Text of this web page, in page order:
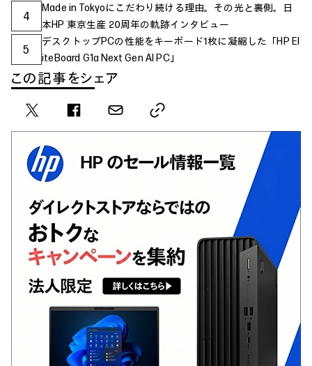
4
Made in Tokyoにこだわり続ける理由。その光と裏側。日
本HP 東京生産 20周年の軌跡インタビュー
5
デスクトップPCの性能をキーボード1枚に凝縮した「HP El
iteBoard G1a Next Gen AI PC」
この記事をシェア